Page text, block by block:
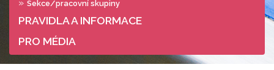
Sekce/pracovní skupiny
PRAVIDLA A INFORMACE
PRO MÉDIA